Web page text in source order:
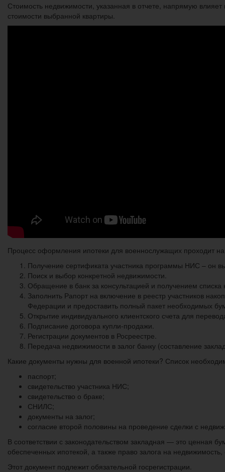
Стоимость недвижимости, указанная в отчете, напрямую
стоимости выбранной квартиры.
Процесс оформления ипотеки для военнослужащих проходит
Получение сертификата участника программы НИС – он
Поиск и выбор конкретной недвижимости.
Обращение в банк за консультацией и получением
Заполнить Рапорт на включение в реестр участников
Федерации и предоставить полный пакет необходимых
Открытие индивидуального клиентского счета для
Подписание договора купли-продажи.
Регистрации документов в Росреестре.
Передача недвижимости в залог банку (составление
Какие документы нужны для военной ипотеки? Список
паспорт;
свидетельство участника НИС;
свидетельство о браке;
СНИЛС;
документы на залог;
согласие второй половины на проведение сделки с
В соответствии с законодательством закладная — это ценная
обеспеченных ипотекой, а также право залога на
Этот документ подлежит обязательной госрегистрации.